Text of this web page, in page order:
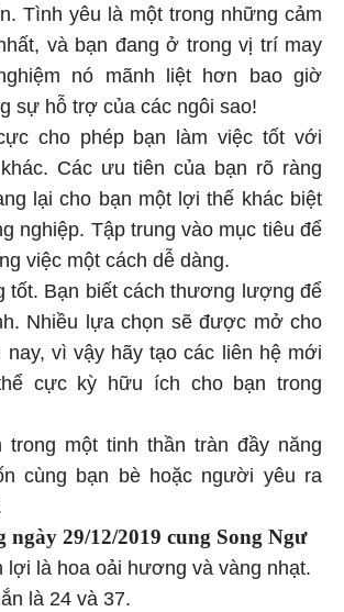
Tình yêu là một trong những cảm
và bạn đang ở trong vị trí may
nó mãnh liệt hơn bao giờ
sự hỗ trợ của các ngôi sao!
cho phép bạn làm việc tốt với
Các ưu tiên của bạn rõ ràng
lại cho bạn một lợi thế khác biệt
nghiệp. Tập trung vào mục tiêu để
việc một cách dễ dàng.
tốt. Bạn biết cách thương lượng để
Nhiều lựa chọn sẽ được mở cho
nay, vì vậy hãy tạo các liên hệ mới
cực kỳ hữu ích cho bạn trong
trong một tinh thần tràn đầy năng
cùng bạn bè hoặc người yêu ra
ngày 29/12/2019 cung Song Ngư
lợi là hoa oải hương và vàng nhạt.
là 24 và 37.